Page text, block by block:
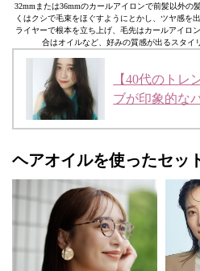
32mmまたは36mmのカールアイロンで前髪以外の
くはクシで毛束をほぐすようにとかし、ツヤ感を
ライヤーで根本を立ち上げ、毛先はカールアイロ
合はオイルなど、好みの質感が出るスタイ
【40代のトレ
ブが印象的な
ヘアオイルを使ったセッ